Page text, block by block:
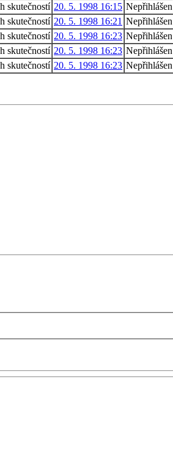
skutečností 20. 5. 1998 16:15 Nepřihlášen
skutečností 20. 5. 1998 16:21 Nepřihlášen
skutečností 20. 5. 1998 16:23 Nepřihlášen
skutečností 20. 5. 1998 16:23 Nepřihlášen
skutečností 20. 5. 1998 16:23 Nepřihlášen